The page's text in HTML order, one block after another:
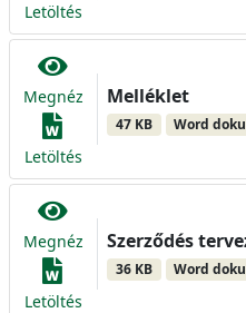
Letöltés
Megnéz
Letöltés
Melléklet
47 KB Word
Megnéz
Letöltés
Szerződés
36 KB Word